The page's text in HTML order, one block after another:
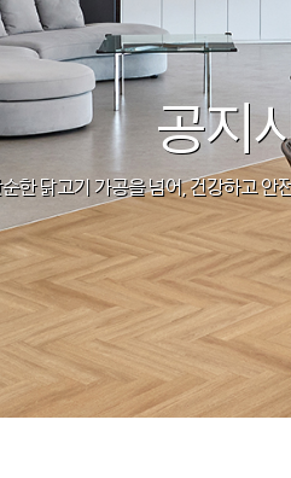
공지
한 닭고기 가공을 넘어, 건강하고 안